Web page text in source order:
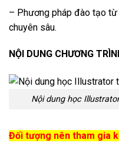
– Phương pháp đào tạo
chuyên sâu.
NỘI DUNG CHƯƠNG
Nội dung học
Đối tượng nên tham gia